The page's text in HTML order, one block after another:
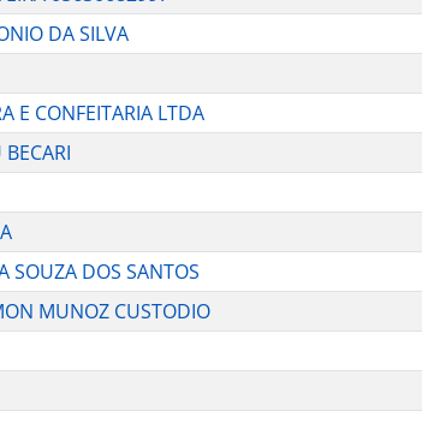
DA SILVA
E CONFEITARIA LTDA
SOUZA DOS SANTOS
MUNOZ CUSTODIO